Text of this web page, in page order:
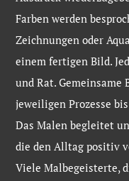
Farben werden
Zeichnungen oder
einem fertigen Bild.
und Rat. Gemeinsame
jeweiligen Prozesse
Das Malen begleitet
die den Alltag positiv
Viele Malbegeisterte,